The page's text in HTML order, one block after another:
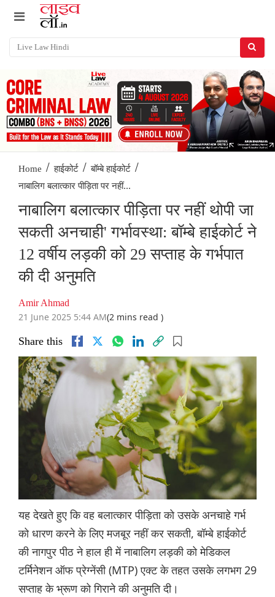
Home / हाईकोर्ट / बॉम्बे हाईकोर्ट /
नाबालिग बलात्कार पीड़िता पर नहीं...
नाबालिग बलात्कार पीड़िता पर नहीं थोपी जा
सकती अनचाही' गर्भावस्था: बॉम्बे हाईकोर्ट ने
12 वर्षीय लड़की को 29 सप्ताह के गर्भपात
की दी अनुमति
Amir Ahmad
21 June 2025 5:44 AM(2 mins read )
Share this
यह देखते हुए कि वह बलात्कार पीड़िता को उसके अनचाहे गर्भ
को धारण करने के लिए मजबूर नहीं कर सकती, बॉम्बे हाईकोर्ट
की नागपुर पीठ ने हाल ही में नाबालिग लड़की को मेडिकल
टर्मिनेशन ऑफ प्रेग्नेंसी (MTP) एक्ट के तहत उसके लगभग 29
सप्ताह के भ्रूण को गिराने की अनुमति दी।